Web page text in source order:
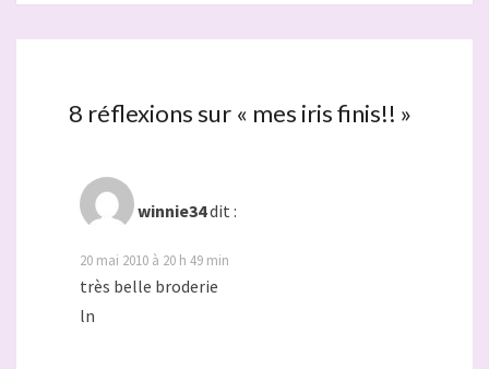
8 réflexions sur « mes iris finis!! »
winnie34dit :
20 mai 2010 à 20 h 49 min
très belle broderie
ln